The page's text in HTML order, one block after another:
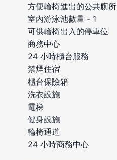
方便輪椅進出的公共廁所
室內游泳池數量 - 1
可供輪椅出入的停車位
商務中心
24 小時櫃台服務
禁煙住宿
櫃台保險箱
洗衣設施
電梯
健身設施
輪椅通道
24 小時商務中心